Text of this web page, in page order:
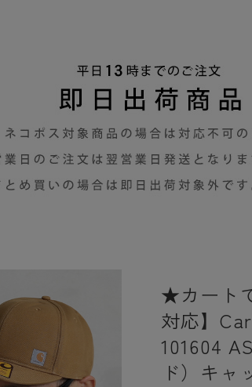
★カート
対応】
101604
ド）キャ